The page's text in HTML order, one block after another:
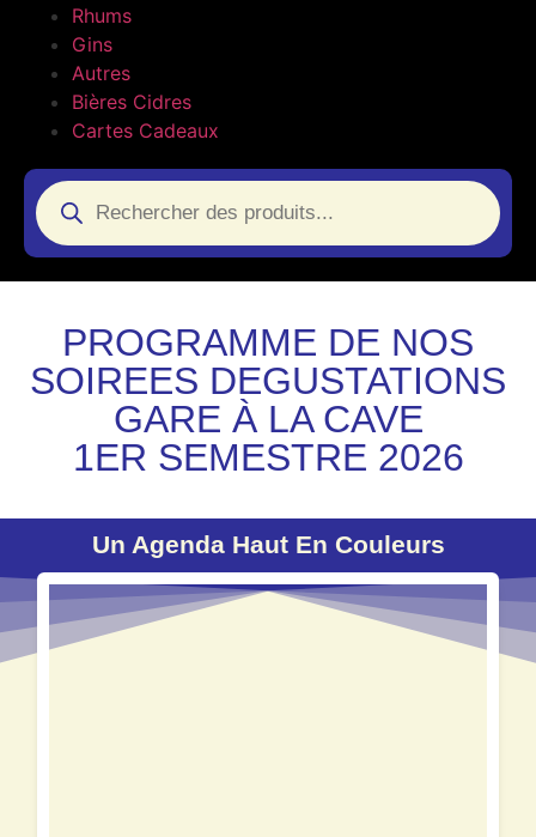
Rhums
Gins
Autres
Bières Cidres
Cartes Cadeaux
PROGRAMME DE NOS
SOIREES DEGUSTATIONS
GARE À LA CAVE
1ER SEMESTRE 2026
Un Agenda Haut En Couleurs